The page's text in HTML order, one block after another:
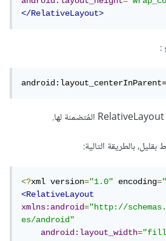
</RelativeLayout>
بالطريقة التالية:
<?xml version="1.0" encoding=
<RelativeLayout
xmlns:android="http://
es/android"
android:layout_width=